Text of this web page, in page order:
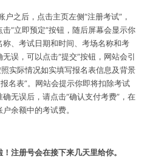
之后，点击主页左侧“注册考试”，
“立即预定”按钮，随后屏幕会显示你
、考试日期和时间、考场名称和考
误，可以点击“提交”按钮，网站会引
实际情况如实填写报名表信息及背景
名表”。网站会提示你即将扣除考试
无误后，请点击“确认支付考费”，在
余额中的考试费。
注册号会在接下来几天里给你。